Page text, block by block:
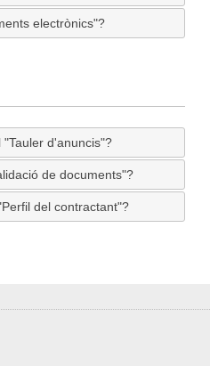
electrònics"?
d'anuncis"?
de documents"?
del contractant"?